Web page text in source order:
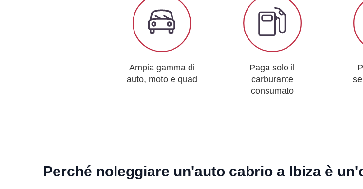
Ampia gamma di
auto, moto e quad
Paga solo il
carburante
consumato
Perché noleggiare un'auto cabrio a Ibiza è